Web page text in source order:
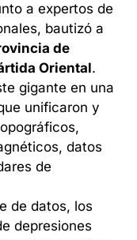
a expertos de
bautizó a
de
Oriental.
gigante en una
unificaron y
datos
de
de datos, los
depresiones